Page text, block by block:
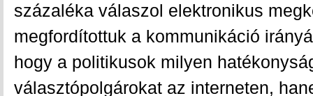
százaléka válaszol elektronikus
megfordítottuk a kommunikáció
hogy a politikusok milyen
választópolgárokat az interneten,